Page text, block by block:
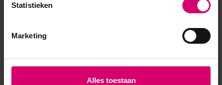
Statistieken
Marketing
Alles toestaan